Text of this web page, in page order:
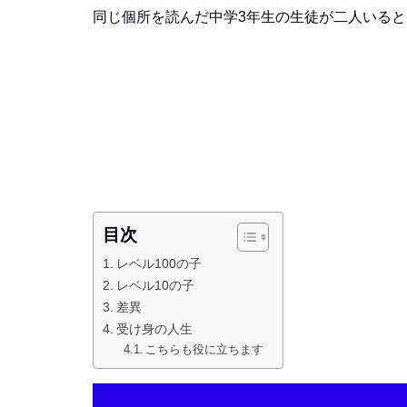
同じ個所を読んだ中学3年生の生徒が二人いると
目次
レベル100の子
レベル10の子
差異
受け身の人生
こちらも役に立ちます